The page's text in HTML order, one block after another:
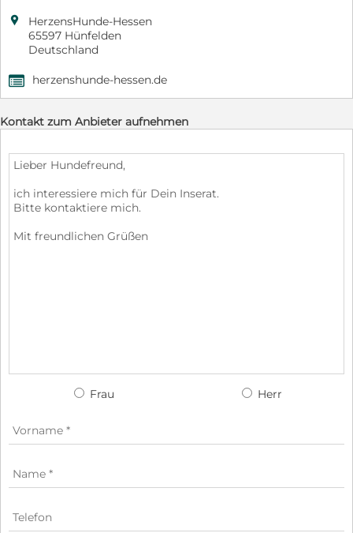

HerzensHunde-Hessen
65597 Hünfelden
Deutschland
, herzenshunde-hessen.de
Kontakt zum Anbieter aufnehmen
Frau Herr